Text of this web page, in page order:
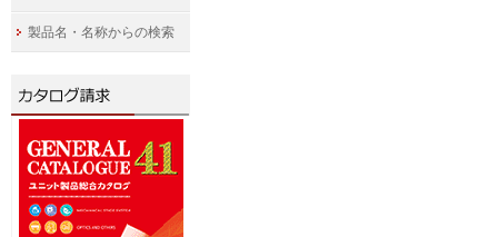
製品名・名称からの検索